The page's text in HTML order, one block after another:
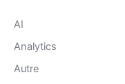
AI
Analytics
Autre